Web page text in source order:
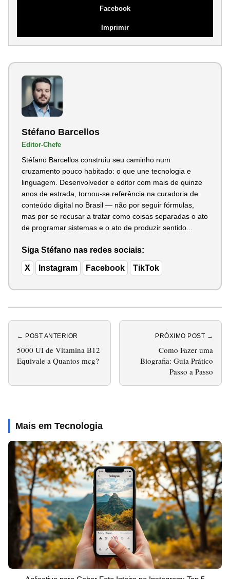
Facebook
Imprimir
Stéfano Barcellos
Editor-Chefe
Stéfano Barcellos construiu seu caminho num
cruzamento pouco habitado: o que une tecnologia e
linguagem. Desenvolvedor e editor com mais de quinze
anos de estrada, tornou-se referência na curadoria de
conteúdo digital no Brasil — não por seguir fórmulas,
mas por se recusar a tratar como coisas separadas o ato
de programar sistemas e o ato de produzir sentido...
Siga Stéfano nas redes sociais:
X Instagram Facebook TikTok
← POST ANTERIOR
5000 UI de Vitamina B12
Equivale a Quantos mcg?
PRÓXIMO POST →
Como Fazer uma
Biografia: Guia Prático
Passo a Passo
Mais em Tecnologia